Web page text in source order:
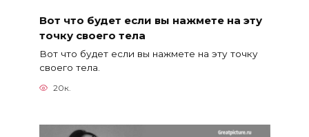
Вот что будет если вы нажмете на эту
точку своего тела
Вот что будет если вы нажмете на эту точку
своего тела.
20к.